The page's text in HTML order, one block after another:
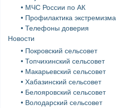
• МЧС России по АК
• Профилактика экстремизма
• Телефоны доверия
Новости
• Покровский сельсовет
• Топчихинский сельсовет
• Макарьевский сельсовет
• Хабазинский сельсовет
• Белояровский сельсовет
• Володарский сельсовет